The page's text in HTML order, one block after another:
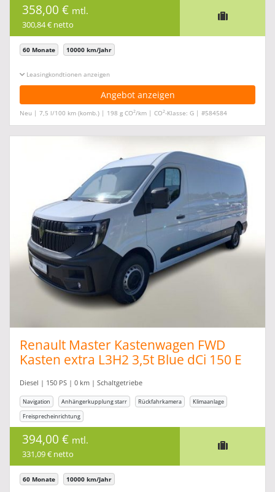
358,00 € mtl.
300,84 € netto
60 Monate 10000 km/Jahr
Leasingkonditionen ein-/ausblenden
Angebot anzeigen
Neu | 7,5 l/100 km (komb.) | 198 g CO2/km | CO2-Klasse: G | #584584
Renault Master Kastenwagen FWD
Kasten extra L3H2 3,5t Blue dCi 150 E
Diesel | 150 PS | 0 km | Schaltgetriebe
Navigation Anhängerkupplung starr Rückfahrkamera
Klimaanlage
Freisprecheinrichtung
394,00 € mtl.
331,09 € netto
60 Monate 10000 km/Jahr